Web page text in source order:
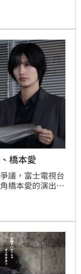
二朗、橋本愛
議，富士電視台
橋本愛的演出顧
重心理壓力深感